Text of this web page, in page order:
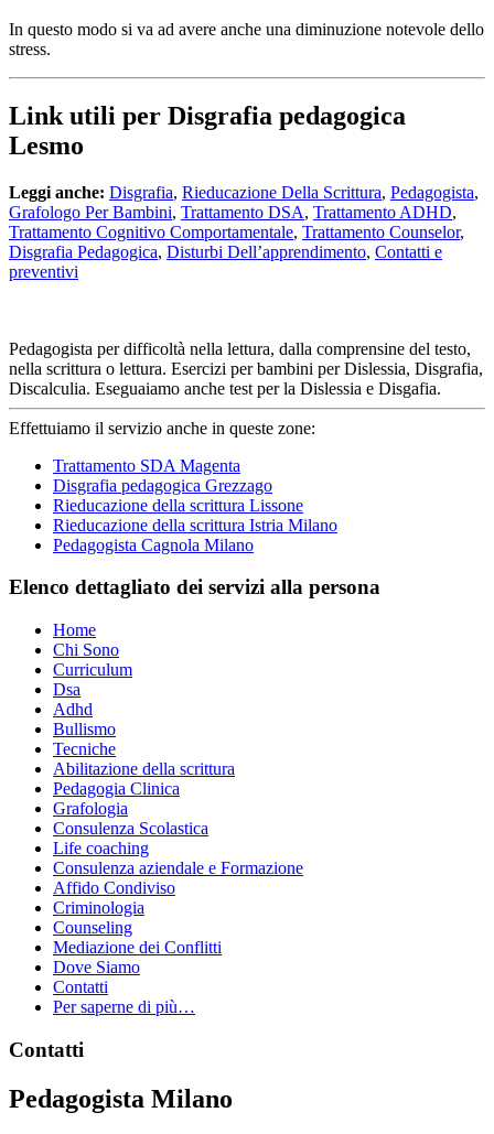
In questo modo si va ad avere anche una diminuzione notevole dello
stress.
Link utili per Disgrafia pedagogica
Lesmo
Leggi anche: Disgrafia, Rieducazione Della Scrittura, Pedagogista,
Grafologo Per Bambini, Trattamento DSA, Trattamento ADHD,
Trattamento Cognitivo Comportamentale, Trattamento Counselor,
Disgrafia Pedagogica, Disturbi Dell’apprendimento, Contatti e
preventivi
Pedagogista per difficoltà nella lettura, dalla comprensine del testo,
nella scrittura o lettura. Esercizi per bambini per Dislessia, Disgrafia,
Discalculia. Eseguaiamo anche test per la Dislessia e Disgafia.
Effettuiamo il servizio anche in queste zone:
Trattamento SDA Magenta
Disgrafia pedagogica Grezzago
Rieducazione della scrittura Lissone
Rieducazione della scrittura Istria Milano
Pedagogista Cagnola Milano
Elenco dettagliato dei servizi alla persona
Home
Chi Sono
Curriculum
Dsa
Adhd
Bullismo
Tecniche
Abilitazione della scrittura
Pedagogia Clinica
Grafologia
Consulenza Scolastica
Life coaching
Consulenza aziendale e Formazione
Affido Condiviso
Criminologia
Counseling
Mediazione dei Conflitti
Dove Siamo
Contatti
Per saperne di più…
Footer
Contatti
Pedagogista Milano